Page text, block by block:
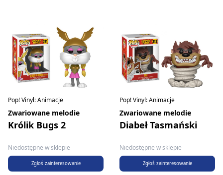
Pop! Vinyl: Animacje
Zwariowane melodie
Królik Bugs 2
Niedostępne w sklepie
Zgłoś zainteresowanie
Pop! Vinyl: Animacje
Zwariowane melodie
Diabeł Tasmański
Niedostępne w sklepie
Zgłoś zainteresowanie